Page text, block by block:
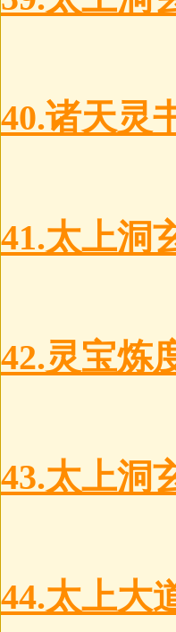
40.诸天灵
41.太上洞
42.灵宝炼
43.太上洞
44.太上大